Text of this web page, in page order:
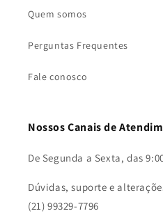
Quem somos
Perguntas Frequentes
Fale conosco
Nossos Canais de
De Segunda a Sexta, das
Dúvidas, suporte e
(21) 99329-7796